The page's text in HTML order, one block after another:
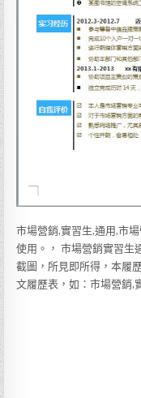
市場營銷,實習生,通用,市
使用。， 市場營銷實習生
截圖，所見即所得，本履
文履歷表，如：市場營銷,